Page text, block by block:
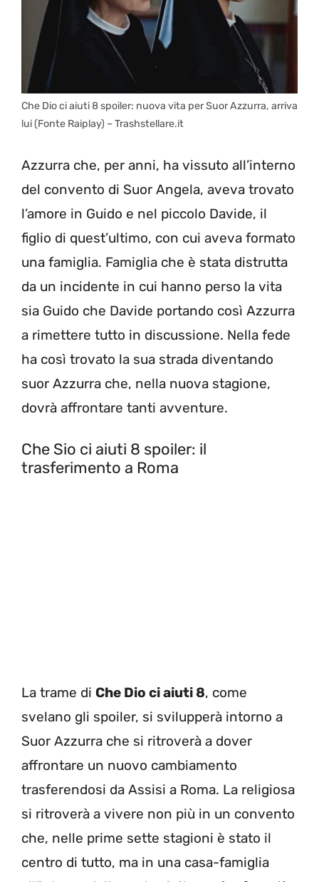
Che Dio ci aiuti 8 spoiler: nuova vita per Suor Azzurra, arriva
lui (Fonte Raiplay) – Trashstellare.it
Azzurra che, per anni, ha vissuto all’interno
del convento di Suor Angela, aveva trovato
l’amore in Guido e nel piccolo Davide, il
figlio di quest’ultimo, con cui aveva formato
una famiglia. Famiglia che è stata distrutta
da un incidente in cui hanno perso la vita
sia Guido che Davide portando così Azzurra
a rimettere tutto in discussione. Nella fede
ha così trovato la sua strada diventando
suor Azzurra che, nella nuova stagione,
dovrà affrontare tanti avventure.
Che Sio ci aiuti 8 spoiler: il
trasferimento a Roma
La trame di Che Dio ci aiuti 8, come
svelano gli spoiler, si svilupperà intorno a
Suor Azzurra che si ritroverà a dover
affrontare un nuovo cambiamento
trasferendosi da Assisi a Roma. La religiosa
si ritroverà a vivere non più in un convento
che, nelle prime sette stagioni è stato il
centro di tutto, ma in una casa-famiglia